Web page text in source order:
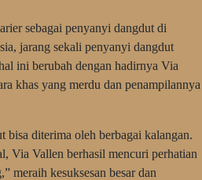
sebagai penyanyi dangdut di
jarang sekali penyanyi dangdut
ini berubah dengan hadirnya Via
khas yang merdu dan penampilannya
diterima oleh berbagai kalangan.
Via Vallen berhasil mencuri perhatian
meraih kesuksesan besar dan